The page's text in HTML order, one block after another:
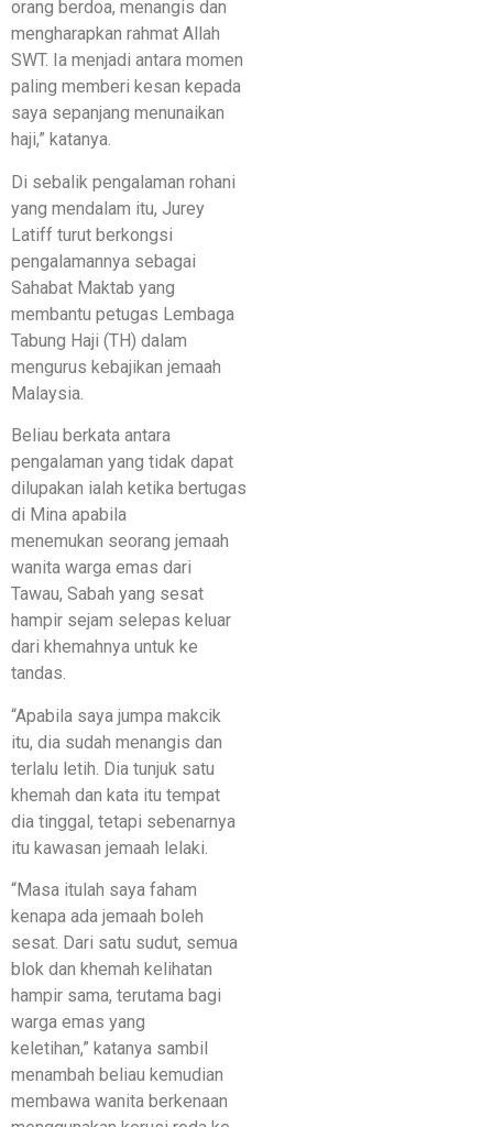
orang berdoa, menangis dan
mengharapkan rahmat Allah
SWT. Ia menjadi antara momen
paling memberi kesan kepada
saya sepanjang menunaikan
haji,” katanya.
Di sebalik pengalaman rohani
yang mendalam itu, Jurey
Latiff turut berkongsi
pengalamannya sebagai
Sahabat Maktab yang
membantu petugas Lembaga
Tabung Haji (TH) dalam
mengurus kebajikan jemaah
Malaysia.
Beliau berkata antara
pengalaman yang tidak dapat
dilupakan ialah ketika bertugas
di Mina apabila
menemukan seorang jemaah
wanita warga emas dari
Tawau, Sabah yang sesat
hampir sejam selepas keluar
dari khemahnya untuk ke
tandas.
“Apabila saya jumpa makcik
itu, dia sudah menangis dan
terlalu letih. Dia tunjuk satu
khemah dan kata itu tempat
dia tinggal, tetapi sebenarnya
itu kawasan jemaah lelaki.
“Masa itulah saya faham
kenapa ada jemaah boleh
sesat. Dari satu sudut, semua
blok dan khemah kelihatan
hampir sama, terutama bagi
warga emas yang
keletihan,” katanya sambil
menambah beliau kemudian
membawa wanita berkenaan